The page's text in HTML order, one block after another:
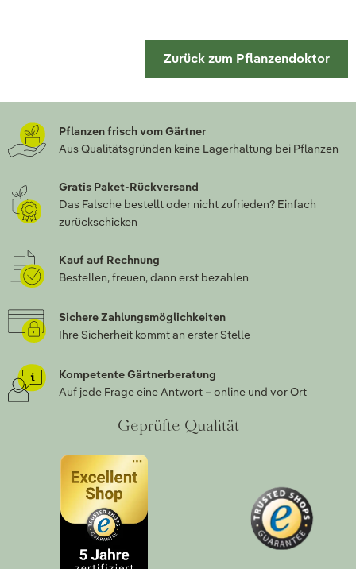
Zurück zum Pflanzendoktor
Pflanzen frisch vom Gärtner
Aus Qualitätsgründen keine Lagerhaltung bei Pflanzen
Gratis Paket-Rückversand
Das Falsche bestellt oder nicht zufrieden? Einfach
zurückschicken
Kauf auf Rechnung
Bestellen, freuen, dann erst bezahlen
Sichere Zahlungsmöglichkeiten
Ihre Sicherheit kommt an erster Stelle
Kompetente Gärtnerberatung
Auf jede Frage eine Antwort – online und vor Ort
Geprüfte Qualität